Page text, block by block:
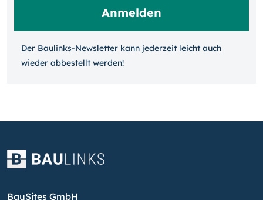
Der Baulinks-Newsletter kann jeder­zeit leicht auch
wieder ab­bestellt werden!
BauSites GmbH